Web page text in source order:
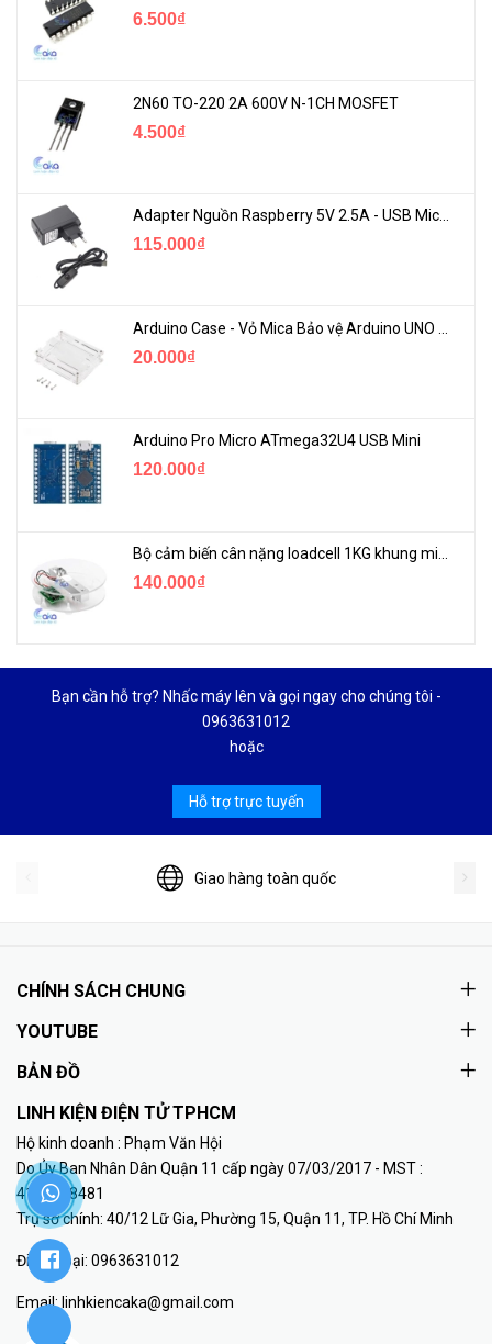
6.500₫
2N60 TO-220 2A 600V N-1CH MOSFET
4.500₫
115.000₫
20.000₫
Arduino Pro Micro ATmega32U4 USB Mini
120.000₫
140.000₫
Bạn cần hỗ trợ? Nhấc máy lên và gọi ngay cho chúng tôi -
0963631012
hoặc
Hỗ trợ trực tuyến
Giao hàng toàn quốc
CHÍNH SÁCH CHUNG
YOUTUBE
BẢN ĐỒ
LINH KIỆN ĐIỆN TỬ TPHCM
Hộ kinh doanh : Phạm Văn Hội
Do Ủy Ban Nhân Dân Quận 11 cấp ngày 07/03/2017 - MST :
41K8018481
Trụ sở chính: 40/12 Lữ Gia, Phường 15, Quận 11, TP. Hồ Chí Minh
Điện thoại: 0963631012
Email: linhkiencaka@gmail.com